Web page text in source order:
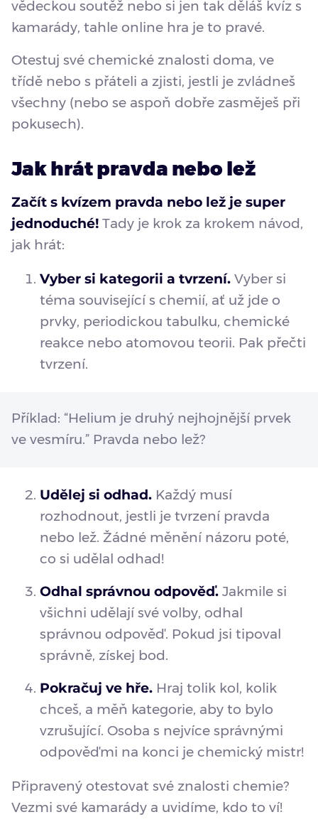
vědeckou soutěž nebo si jen tak děláš kvíz s
kamarády, tahle online hra je to pravé.
Otestuj své chemické znalosti doma, ve
třídě nebo s přáteli a zjisti, jestli je zvládneš
všechny (nebo se aspoň dobře zasměješ při
pokusech).
Jak hrát pravda nebo lež
Začít s kvízem pravda nebo lež je super
jednoduché! Tady je krok za krokem návod,
jak hrát:
Vyber si kategorii a tvrzení. Vyber si
téma související s chemií, ať už jde o
prvky, periodickou tabulku, chemické
reakce nebo atomovou teorii. Pak přečti
tvrzení.
Příklad: “Helium je druhý nejhojnější prvek
ve vesmíru.” Pravda nebo lež?
Udělej si odhad. Každý musí
rozhodnout, jestli je tvrzení pravda
nebo lež. Žádné měnění názoru poté,
co si udělal odhad!
Odhal správnou odpověď. Jakmile si
všichni udělají své volby, odhal
správnou odpověď. Pokud jsi tipoval
správně, získej bod.
Pokračuj ve hře. Hraj tolik kol, kolik
chceš, a měň kategorie, aby to bylo
vzrušující. Osoba s nejvíce správnými
odpověďmi na konci je chemický mistr!
Připravený otestovat své znalosti chemie?
Vezmi své kamarády a uvidíme, kdo to ví!